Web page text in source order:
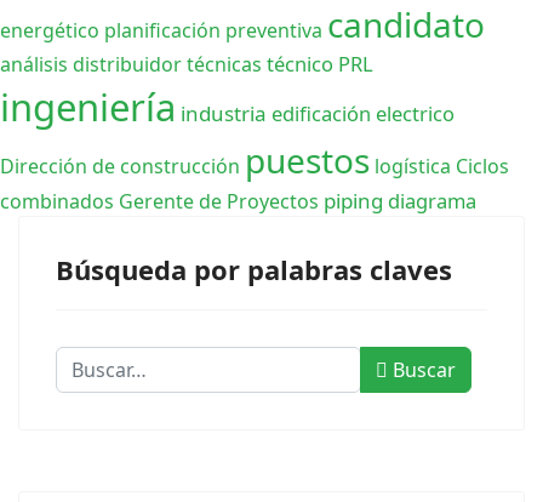
energético planificación preventiva candidato
análisis distribuidortécnicas técnico PRL
ingeniería industria edificación electrico
Dirección de construcción puestos logística Ciclos
combinados Gerente de Proyectos piping diagrama
Búsqueda por palabras claves
Buscar
Buscar